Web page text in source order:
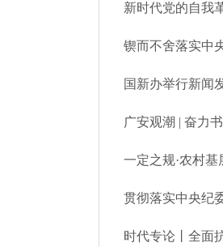
新时代党的自我
锲而不舍落实中
国新办举行新闻
广安观潮 | 奋力
贯彻落实中央纪
时代专论丨全面